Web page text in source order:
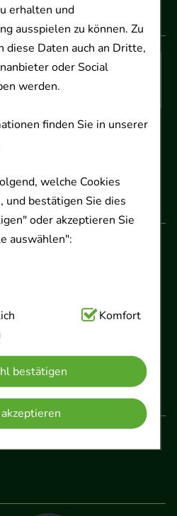
erhalten und
ausspielen zu können. Zu
diese Daten auch an Dritte,
oder Social
werden.
finden Sie in unserer
welche Cookies
bestätigen Sie dies
oder akzeptieren Sie
auswählen":
Hierbei handelt es sich um
unserer
(z.B. Navigation,
weshalb auf diese nicht
werden genutzt um das
zu gestalten,
an bevorzugte
Spracheinstellung)
Komfort
bestätigen
17.00 Uhr
Hannover
Fax 0511 89 71 80 11